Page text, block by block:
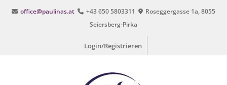
Inhalt
office@paulinas.at +43 650 5803311
Roseggergasse 1a, 8055
Seiersberg-Pirka
Login/Registrieren